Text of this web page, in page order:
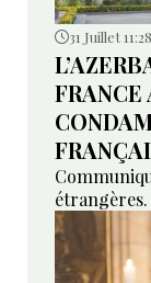
31 Juillet 11:28
FRANCE
étrangères.